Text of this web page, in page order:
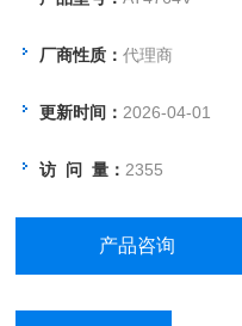
厂商性质：代理商
更新时间： 2026-04-01
访 问 量： 2355
产品咨询